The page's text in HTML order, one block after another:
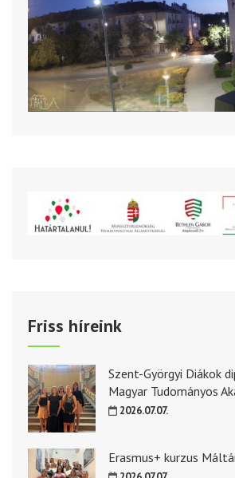
Friss híreink
Szent-Györgyi Diákok
Magyar Tudományos
2026.07.07.
Erasmus+ kurzus